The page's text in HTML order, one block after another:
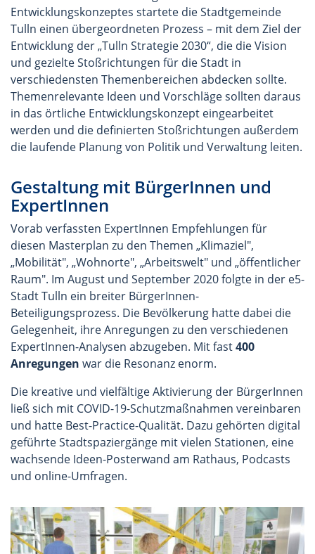
Entwicklungskonzeptes startete die Stadtgemeinde
Tulln einen übergeordneten Prozess – mit dem Ziel der
Entwicklung der „Tulln Strategie 2030“, die die Vision
und gezielte Stoßrichtungen für die Stadt in
verschiedensten Themenbereichen abdecken sollte.
Themenrelevante Ideen und Vorschläge sollten daraus
in das örtliche Entwicklungskonzept eingearbeitet
werden und die definierten Stoßrichtungen außerdem
die laufende Planung von Politik und Verwaltung leiten.
Gestaltung mit BürgerInnen und
ExpertInnen
Vorab verfassten ExpertInnen Empfehlungen für
diesen Masterplan zu den Themen „Klimaziel",
„Mobilität", „Wohnorte", „Arbeitswelt" und „öffentlicher
Raum". Im August und September 2020 folgte in der e5-
Stadt Tulln ein breiter BürgerInnen-
Beteiligungsprozess. Die Bevölkerung hatte dabei die
Gelegenheit, ihre Anregungen zu den verschiedenen
ExpertInnen-Analysen abzugeben. Mit fast400
Anregungen war die Resonanz enorm.
Die kreative und vielfältige Aktivierung der BürgerInnen
ließ sich mit COVID-19-Schutzmaßnahmen vereinbaren
und hatte Best-Practice-Qualität. Dazu gehörten digital
geführte Stadtspaziergänge mit vielen Stationen, eine
wachsende Ideen-Posterwand am Rathaus, Podcasts
und online-Umfragen.